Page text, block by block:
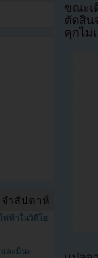
ขณะเ
ตัดสิน
คุกไม่
ำสัปดาห์
ฟฟ้าในวิดีโอ
ละมินะ